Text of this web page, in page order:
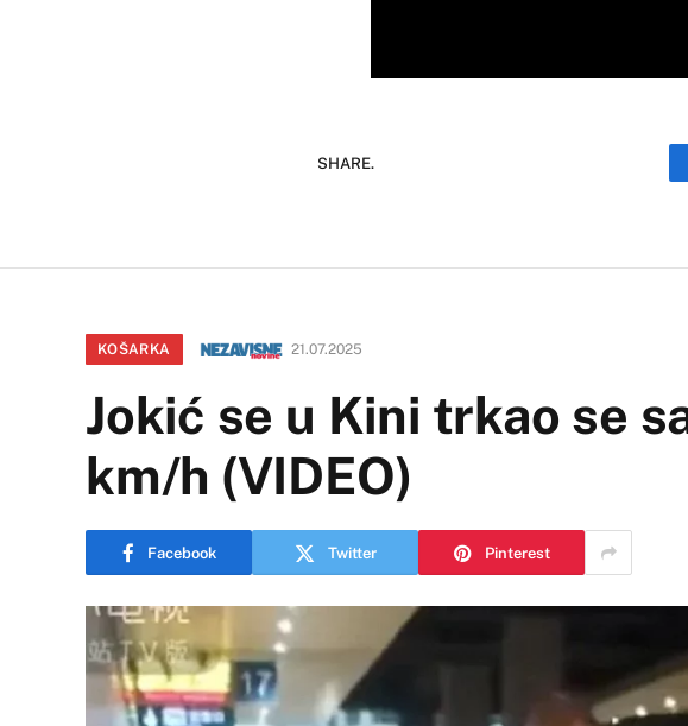
SHARE.
KOŠARKA 21.07.2025
Jokić se u Kini trkao se
km/h (VIDEO)
Facebook Twitter Pinterest